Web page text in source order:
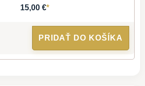
15,00 €*
PRIDAŤ DO KOŠÍKA